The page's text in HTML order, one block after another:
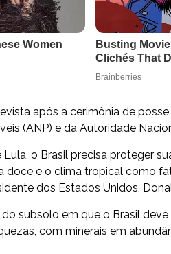
após a cerimônia de
(ANP) e da Autoridade
o Brasil precisa proteger
doce e o clima tropical como
dos Estados Unidos,
do subsolo em que o Brasil
com minerais em